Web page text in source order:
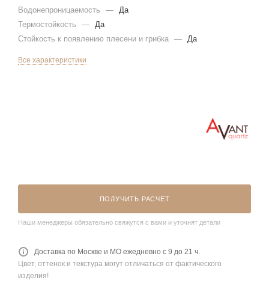
Водонепроницаемость
—
Да
Термостойкость
—
Да
Стойкость к появлению плесени и грибка — Да
Все характеристики
ПОЛУЧИТЬ РАСЧЕТ
Наши менеджеры обязательно свяжутся с вами и уточнят детали
Доставка по Москве и МО ежедневно с 9 до 21 ч.
Цвет, оттенок и текстура могут отличаться от фактического
изделия!